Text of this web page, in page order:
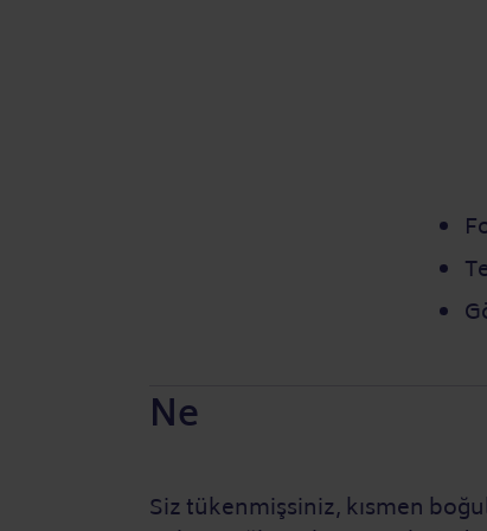
Ne
Siz tükenmişsiniz, kısmen